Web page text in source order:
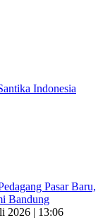
Indonesia
Pasar Baru,
Bandung
2026 | 13:06